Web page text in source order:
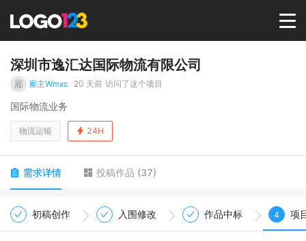
首页
LOGO
深圳市逸汇达国际物流有限公司
雇 雇主Wmxc 20 天前 访问了这个项目
国际物流业务
物流运输 24H
需求详情 投稿作品 (37)
初稿创作 入围修改 作品中标 4 项